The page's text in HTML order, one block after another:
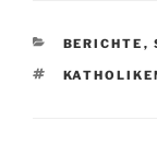
BERICHTE ,